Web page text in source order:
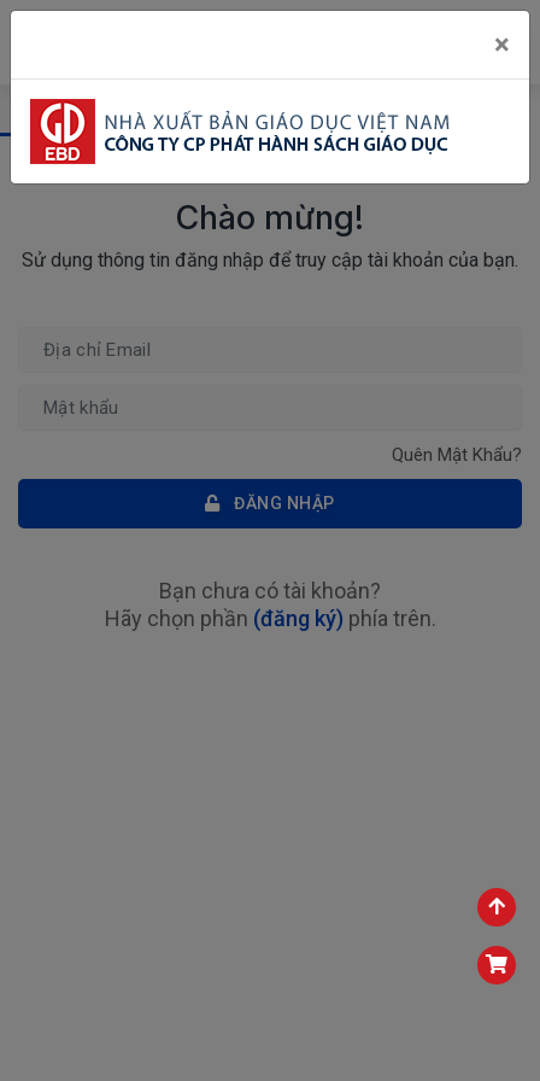
ĐĂNG NHẬP ĐĂNG KÝ
Chào mừng!
Sử dụng thông tin đăng nhập để truy cập tài khoản của bạn.
Quên Mật Khẩu?
ĐĂNG NHẬP
Bạn chưa có tài khoản?
Hãy chọn phần (đăng ký) phía trên.
×